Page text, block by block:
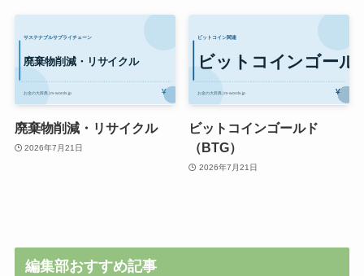
廃棄物削減・リサイクル
2026年7月21日
ビットコインゴールド
（BTG）
2026年7月21日
編集部おすすめ記事